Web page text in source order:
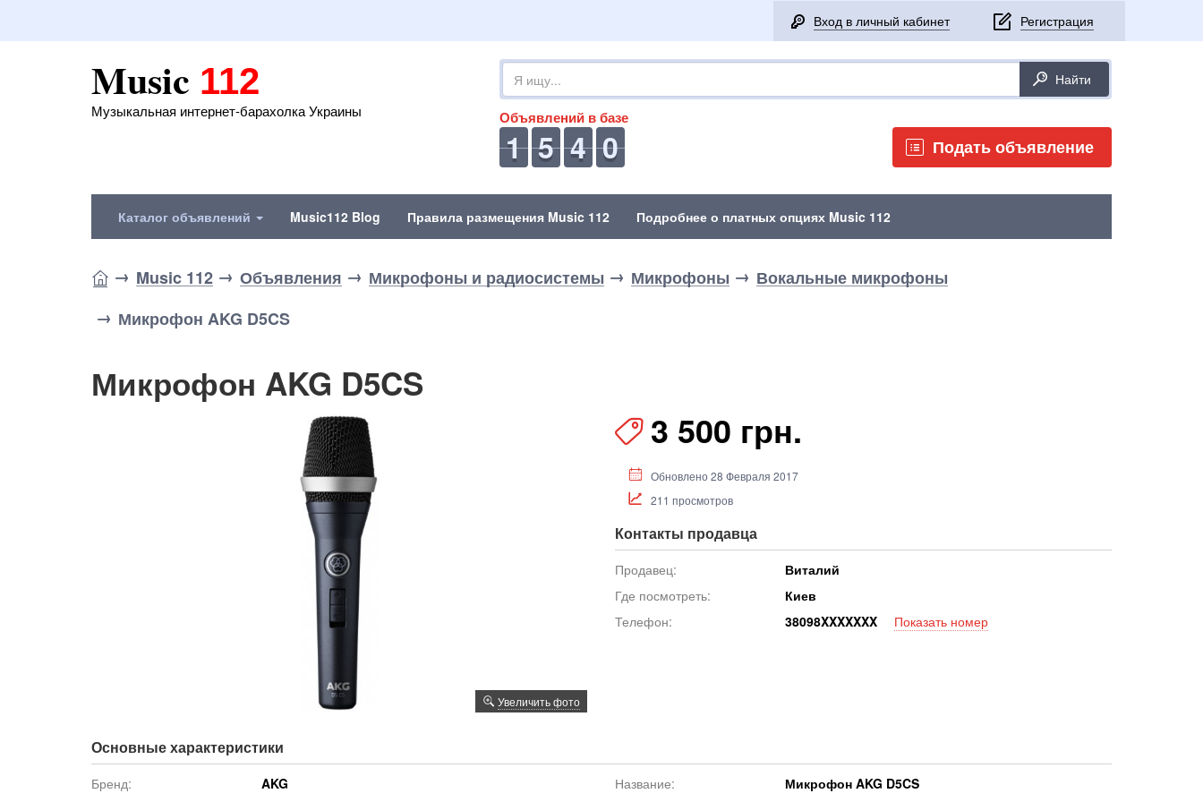
Music 112
Музыкальная интернет-барахолка Украины Объявлений в базе
1 5 4 0 Подать объявление
Каталог объявлений Music112 Blog Правила размещения Music 112 Подробнее о платных опциях Music 112
Music 112 Объявления Микрофоны и радиосистемы Микрофоны
Вокальные микрофоны
Микрофон AKG D5CS
Микрофон AKG D5CS
Увеличить фото
3 500 грн.
Обновлено 28 Февраля 2017
211 просмотров
Контакты продавца
Продавец:
Виталий
Где посмотреть:
Киев
Телефон:
38098XXXXXXX Показать номер
Основные характеристики
Бренд: AKG Название:
Микрофон AKG D5CS